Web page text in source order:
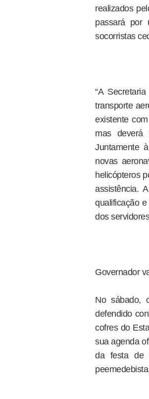
realizados
passará por
socorristas
“A
transporte
existente
mas deverá
Juntamente
novas
helicópteros
assistência.
qualificação
dos
Governador
No sábado,
defendido
cofres do
sua agenda
da festa de